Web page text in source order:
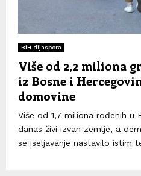
BiH dijaspora
Više od 2,2 miliona
iz Bosne i
domovine
Više od 1,7 miliona rođenih u
danas živi izvan zemlje, a
se iseljavanje nastavilo istim